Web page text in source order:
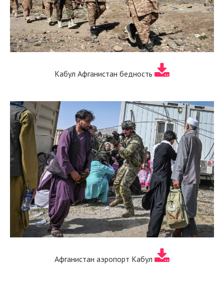
Кабул Афганистан бедность
Афганистан аэропорт Кабул